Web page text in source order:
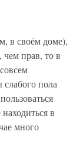
в своём доме),
чем прав, то в
пола
в
много